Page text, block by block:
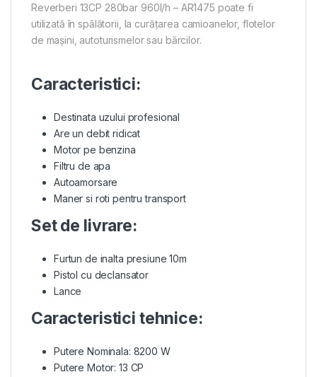
Reverberi 13CP 280bar 960l/h – AR1475 poate fi
utilizată în spălătorii, la curățarea camioanelor, flotelor
de mașini, autoturismelor sau bărcilor.
Caracteristici:
Destinata uzului profesional
Are un debit ridicat
Motor pe benzina
Filtru de apa
Autoamorsare
Maner si roti pentru transport
Set de livrare:
Furtun de inalta presiune 10m
Pistol cu declansator
Lance
Caracteristici tehnice:
Putere Nominala: 8200 W
Putere Motor: 13 CP